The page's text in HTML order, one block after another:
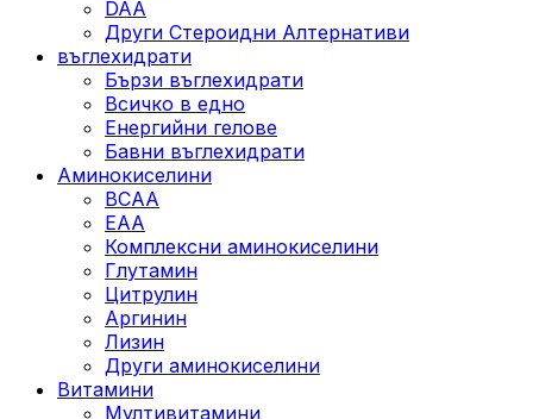
DAA
Други Стероидни Алтернативи
въглехидрати
Бързи въглехидрати
Всичко в едно
Енергийни гелове
Бавни въглехидрати
Аминокиселини
BCAA
EAA
Комплексни аминокиселини
Глутамин
Цитрулин
Аргинин
Лизин
Други аминокиселини
Витамини
Мултивитамини